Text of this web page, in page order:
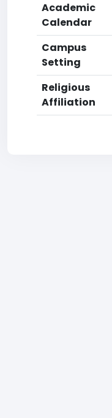
Academic
Calendar
Campus
Setting
Religious
Affiliation